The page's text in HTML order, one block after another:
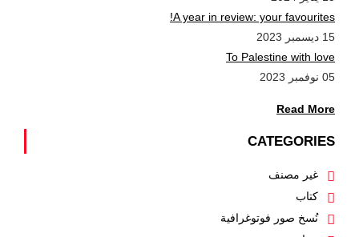
A year in review: your favourites!
15 ديسمبر 2023
To Palestine with love
05 نوفمبر 2023
Read More
CATEGORIES
غير مصنف
كتاب
نُسخ صور فوتوغرافية